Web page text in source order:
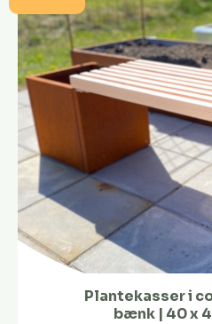
Plantekasser i
bænk | 40 x